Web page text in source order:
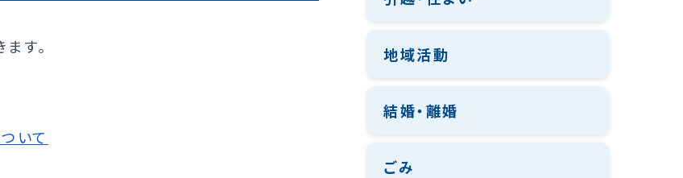
す。
いて
地域活動
結婚・離婚
ごみ